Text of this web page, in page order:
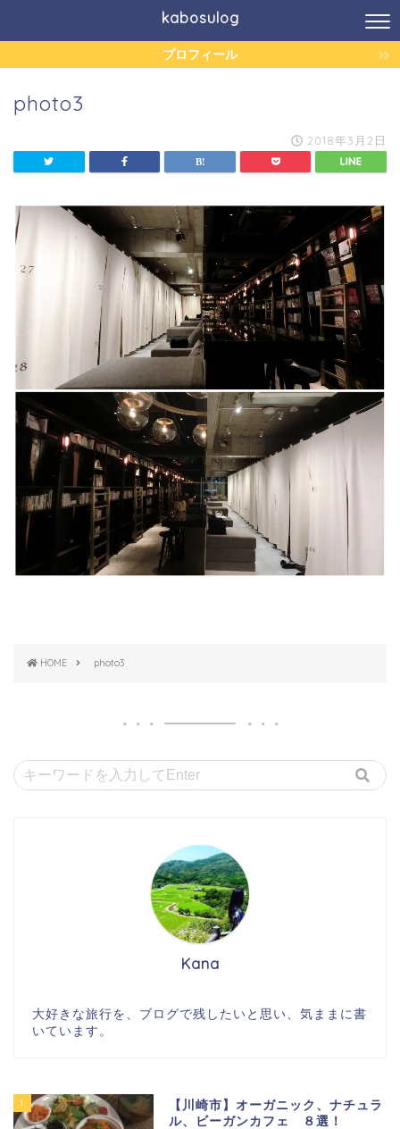
kabosulog
プロフィール
photo3
2018年3月2日
HOME photo3
Kana
大好きな旅行を、ブログで残したいと思い、気ままに書
いています。
1
【川崎市】オーガニック、ナチュラ
ル、ビーガンカフェ ８選！